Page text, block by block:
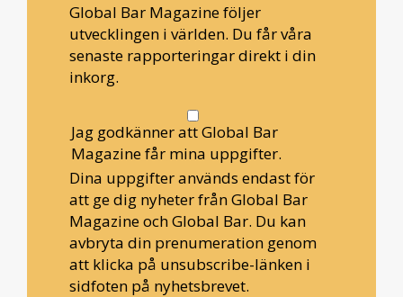
Global Bar Magazine följer
utvecklingen i världen. Du får våra
senaste rapporteringar direkt i din
inkorg.
Jag godkänner att Global Bar
Magazine får mina uppgifter.
Dina uppgifter används endast för
att ge dig nyheter från Global Bar
Magazine och Global Bar. Du kan
avbryta din prenumeration genom
att klicka på unsubscribe-länken i
sidfoten på nyhetsbrevet.